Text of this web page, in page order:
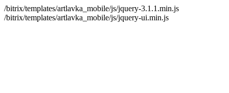
/bitrix/templates/artlavka_mobile/js/jquery-3.1.1.min.js
/bitrix/templates/artlavka_mobile/js/jquery-ui.min.js